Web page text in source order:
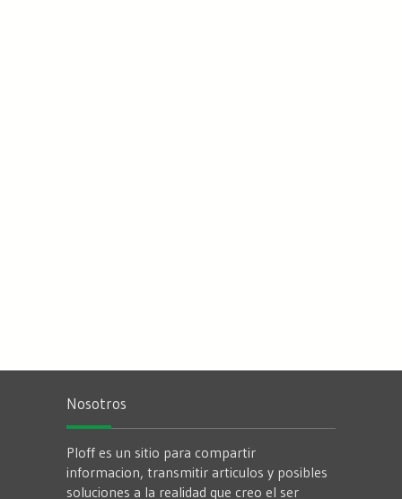
Nosotros
Ploff es un sitio para compartir
informacion, transmitir articulos y posibles
soluciones a la realidad que creo el ser